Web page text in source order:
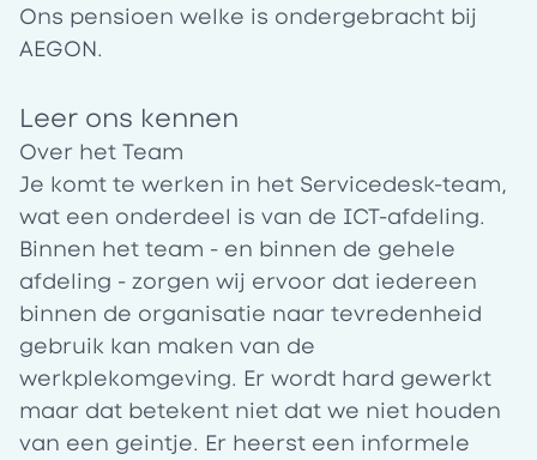
Ons pensioen welke is ondergebracht bij
AEGON.
Leer ons kennen
Over het Team
Je komt te werken in het Servicedesk-team,
wat een onderdeel is van de ICT-afdeling.
Binnen het team - en binnen de gehele
afdeling - zorgen wij ervoor dat iedereen
binnen de organisatie naar tevredenheid
gebruik kan maken van de
werkplekomgeving. Er wordt hard gewerkt
maar dat betekent niet dat we niet houden
van een geintje. Er heerst een informele